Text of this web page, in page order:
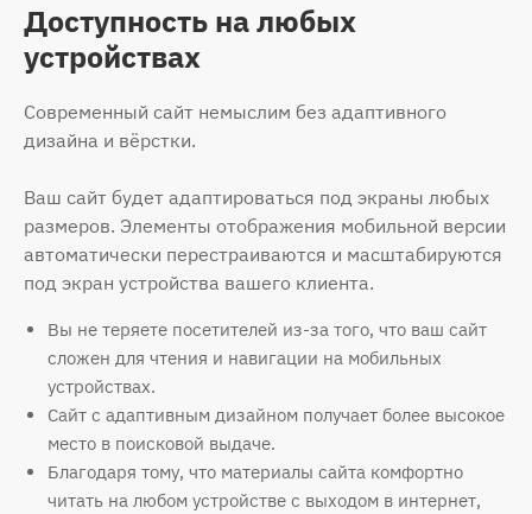
Доступность на любых
устройствах
Современный сайт немыслим без адаптивного
дизайна и вёрстки.
Ваш сайт будет адаптироваться под экраны любых
размеров. Элементы отображения мобильной версии
автоматически перестраиваются и масштабируются
под экран устройства вашего клиента.
Вы не теряете посетителей из-за того, что ваш сайт
сложен для чтения и навигации на мобильных
устройствах.
Сайт с адаптивным дизайном получает более высокое
место в поисковой выдаче.
Благодаря тому, что материалы сайта комфортно
читать на любом устройстве с выходом в интернет,